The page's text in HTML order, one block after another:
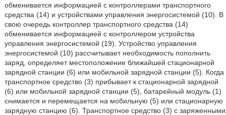
обменивается информацией с контроллерами транспортного
средства (14) и устройствами управления энергосистемой (10). В
свою очередь контроллер транспортного средства (14)
обменивается информацией с контроллером устройства
управления энергосистемой (19). Устройство управления
энергосистемой (10) рассчитывает необходимость пополнить
заряд, определяет местоположение ближайшей стационарной
зарядной станции (6) или мобильной зарядной станции (5). Когда
транспортное средство (3) прибывает к стационарной зарядной
(6) или мобильной зарядной станции (5), батарейный модуль (1)
снимается и перемещается на мобильную (5) или стационарную
зарядную станцию (6). Транспортное средство (3) с заряженными